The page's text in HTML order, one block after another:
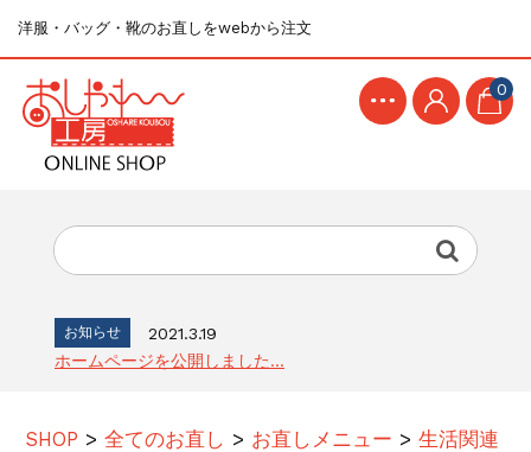
洋服・バッグ・靴のお直しをwebから注文
0
お知らせ
2021.3.19
ホームページを公開しました...
SHOP >全てのお直し > お直しメニュー >生活関連